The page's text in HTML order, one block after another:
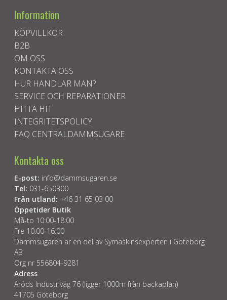
Information
KÖPVILLKOR
B2B
OM OSS
KONTAKTA OSS
HUR HANDLAR MAN?
SERVICE OCH REPARATIONER
HITTA HIT
INTEGRITETSPOLICY
FAQ CENTRALDAMMSUGARE
Kontakta oss
E-post: info@dammsugaren.se
Tel: 031-650300
Från utland: +46 31 65 03 00
Öppetider Butik
Må-to 10:00-18:00
Fre 10:00-16:00
Dammsugaren är en del av Symaskinsexperten i Göteborg
AB
Org nr 556804-9281
Adress
Aröds Industriväg 76 (ligger 1000m från backaplan)
41705 Göteborg